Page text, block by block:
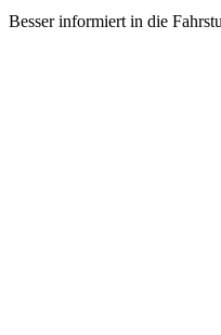
Besser informiert in die